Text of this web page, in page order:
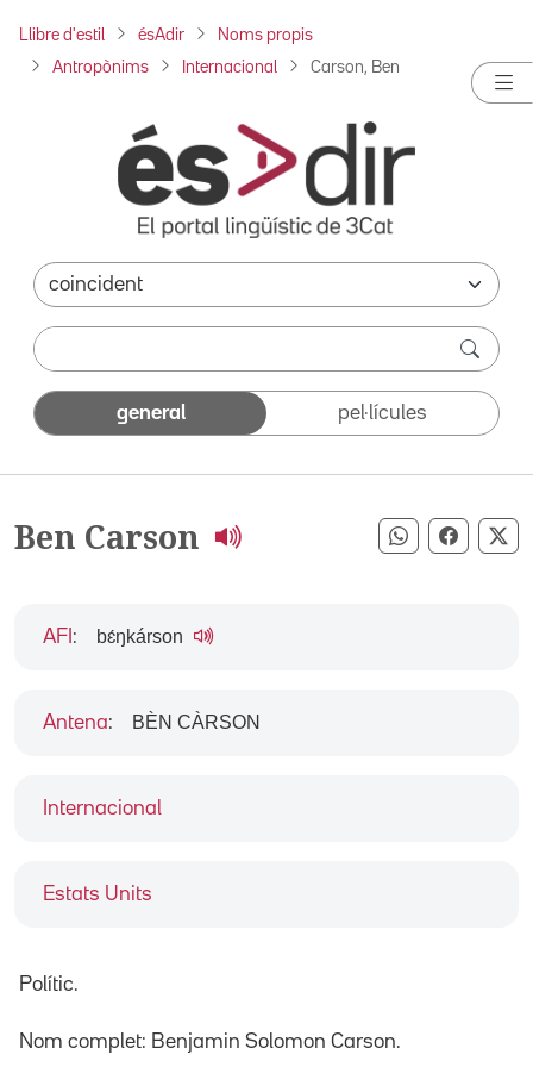
Llibre d'estil ésAdir Noms propis
Antropònims Internacional Carson, Ben
general pel·lícules
Ben Carson Compartir
Internacional
Estats Units
AFI : bɛ́ŋkárson
Antena: BÈN CÀRSON
Polític.
Nom complet: Benjamin Solomon Carson.